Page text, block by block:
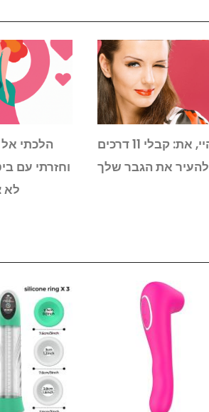
הלכתי
וחזרתי עם
לא
היי, את: קבלי 11 דרכים
להעיר את הגבר שלך